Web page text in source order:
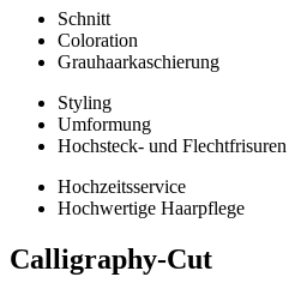
Schnitt
Coloration
Grauhaarkaschierung
Styling
Umformung
Hochsteck- und Flechtfrisuren
Hochzeitsservice
Hochwertige Haarpflege
Calligraphy-Cut